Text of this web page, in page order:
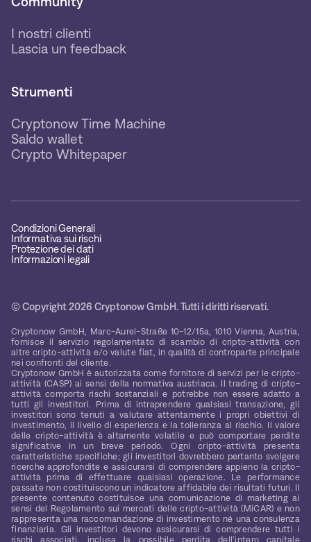
I nostri clienti
Lascia un feedback
Strumenti
Cryptonow Time Machine
Saldo wallet
Crypto Whitepaper
Condizioni Generali
Informativa sui rischi
Protezione dei dati
Informazioni legali
© Copyright 2026 Cryptonow GmbH. Tutti i diritti riservati.
Cryptonow GmbH, Marc-Aurel-Straße 10-12/15a, 1010 Vienna, Austria,
fornisce il servizio regolamentato di scambio di cripto-attività con
altre cripto-attività e/o valute fiat, in qualità di controparte principale
nei confronti del cliente.
Cryptonow GmbH è autorizzata come fornitore di servizi per le cripto-
attività (CASP) ai sensi della normativa austriaca. Il trading di cripto-
attività comporta rischi sostanziali e potrebbe non essere adatto a
tutti gli investitori. Prima di intraprendere qualsiasi transazione, gli
investitori sono tenuti a valutare attentamente i propri obiettivi di
investimento, il livello di esperienza e la tolleranza al rischio. Il valore
delle cripto-attività è altamente volatile e può comportare perdite
significative in un breve periodo. Ogni cripto-attività presenta
caratteristiche specifiche; gli investitori dovrebbero pertanto svolgere
ricerche approfondite e assicurarsi di comprendere appieno la cripto-
attività prima di effettuare qualsiasi operazione. Le performance
passate non costituiscono un indicatore affidabile dei risultati futuri. Il
presente contenuto costituisce una comunicazione di marketing ai
sensi del Regolamento sui mercati delle cripto-attività (MiCAR) e non
rappresenta una raccomandazione di investimento né una consulenza
finanziaria. Gli investitori devono assicurarsi di comprendere tutti i
rischi associati, inclusa la possibile perdita dell’intero capitale